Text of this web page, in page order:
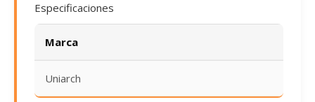
Especificaciones
Marca
Uniarch